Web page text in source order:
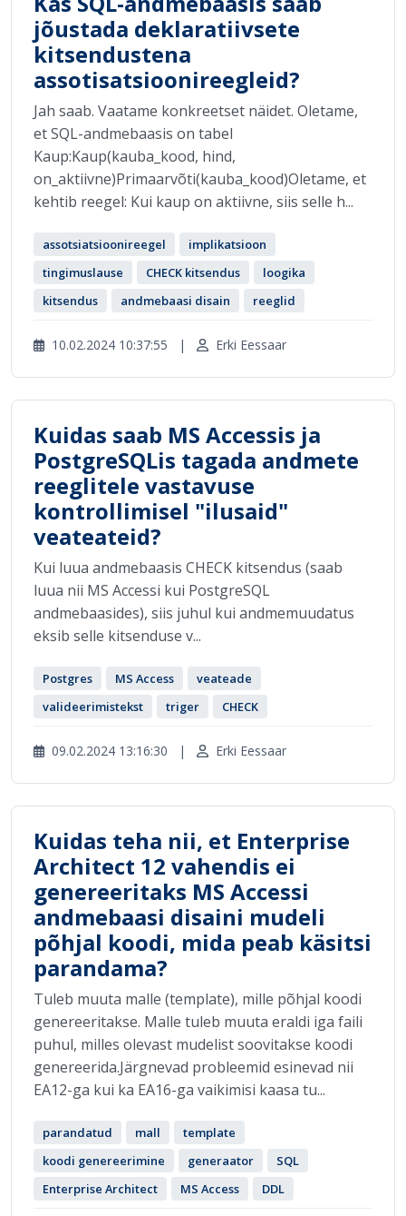
jõustada deklaratiivsete
kitsendustena
assotisatsioonireegleid?
Jah saab. Vaatame konkreetset näidet. Oletame,
et SQL-andmebaasis on tabel
Kaup:Kaup(kauba_kood, hind,
on_aktiivne)Primaarvõti(kauba_kood)Oletame, et
kehtib reegel: Kui kaup on aktiivne, siis selle h...
assotsiatsioonireegel
implikatsioon
tingimuslause
CHECK kitsendus
loogika
kitsendus
andmebaasi disain reeglid
10.02.2024 10:37:55 | Erki Eessaar
Kuidas saab MS Accessis ja
PostgreSQLis tagada andmete
reeglitele vastavuse
kontrollimisel "ilusaid"
veateateid?
Kui luua andmebaasis CHECK kitsendus (saab
luua nii MS Accessi kui PostgreSQL
andmebaasides), siis juhul kui andmemuudatus
eksib selle kitsenduse v...
Postgres MS Access
veateade
valideerimistekst
triger CHECK
09.02.2024 13:16:30 | Erki Eessaar
Kuidas teha nii, et Enterprise
Architect 12 vahendis ei
genereeritaks MS Accessi
andmebaasi disaini mudeli
põhjal koodi, mida peab käsitsi
parandama?
Tuleb muuta malle (template), mille põhjal koodi
genereeritakse. Malle tuleb muuta eraldi iga faili
puhul, milles olevast mudelist soovitakse koodi
genereerida.Järgnevad probleemid esinevad nii
EA12-ga kui ka EA16-ga vaikimisi kaasa tu...
parandatud mall
template
koodi genereerimine
generaator
SQL
Enterprise Architect
MS Access DDL